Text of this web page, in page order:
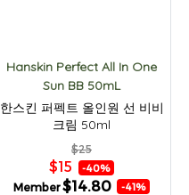
Hanskin Perfect All In One
Sun BB 50mL
한스킨 퍼펙트 올인원 선 비비
크림 50ml
$25
$15 -40%
Member$14.80 -41%